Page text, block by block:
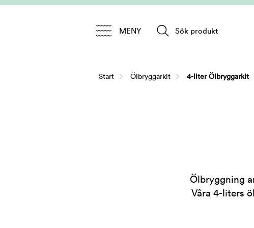
MENY Sök produkt
Start Ölbryggarkit 4-liter Ölbryggarkit
Ölbryggning
Våra 4-liters